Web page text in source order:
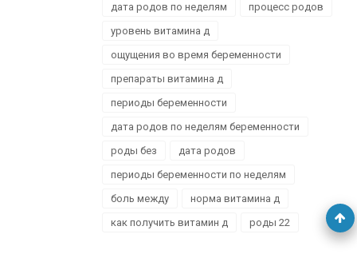
дата родов по неделям
процесс родов
уровень витамина д
ощущения во время беременности
препараты витамина д
периоды беременности
дата родов по неделям беременности
роды без
дата родов
периоды беременности по неделям
боль между
норма витамина д
как получить витамин д
роды 22